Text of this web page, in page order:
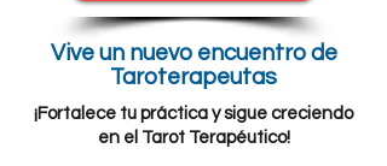
Vive un nuevo encuentro de
Taroterapeutas
¡Fortalece tu práctica y sigue creciendo
en el Tarot Terapéutico!